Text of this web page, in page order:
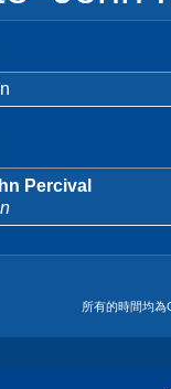
Percival
所有的時間均為